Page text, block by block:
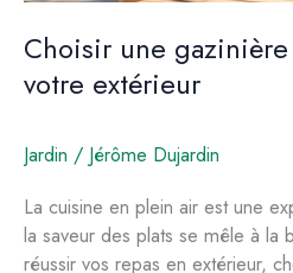
Choisir une
votre extérieur
Jardin / Jérôme Dujardin
La cuisine en plein air est une
la saveur des plats se mêle à la
réussir vos repas en extérieur,